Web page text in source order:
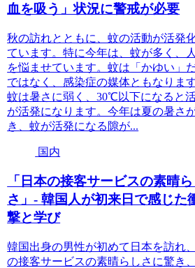
血を吸う」状況に警戒が必要
秋の訪れとともに、蚊の活動が活発
ています。特に今年は、蚊が多く、
を悩ませています。蚊は「かゆい」
ではなく、感染症の媒体ともなります
蚊は暑さに弱く、30℃以下になると
が活発になります。今年は夏の暑さ
き、蚊が活発になる隙が...
国内
「日本の接客サービスの素晴ら
さ」- 韓国人が初来日で感じた
撃と学び
韓国出身の男性が初めて日本を訪れ
の接客サービスの素晴らしさに驚き